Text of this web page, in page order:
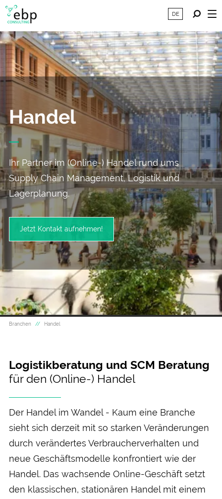
DE
Handel
Ihr Partner im (Online-) Handel rund ums
Supply Chain Management, Logistik und
Lagerplanung.
Jetzt Kontakt aufnehmen!
Branchen Handel
Logistikberatung und SCM Beratung
für den (Online-) Handel
Der Handel im Wandel - Kaum eine Branche
sieht sich der­zeit mit so starken Ver­änderungen
durch verändertes Verbraucher­verhalten und
neue Geschäfts­modelle konfrontiert wie der
Handel. Das wachsende Online-Geschäft setzt
den klassischen, stationären Handel mit einem